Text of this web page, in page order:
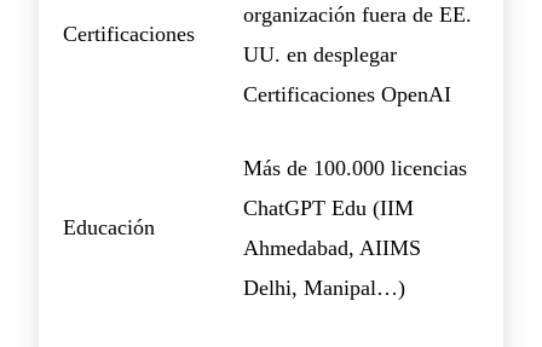
Certificaciones
organización fuera de EE.
UU. en desplegar
Certificaciones OpenAI
Educación
Más de 100.000 licencias
ChatGPT Edu (IIM
Ahmedabad, AIIMS
Delhi, Manipal…)